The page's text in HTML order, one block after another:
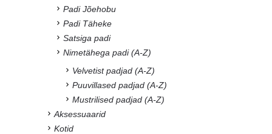
Padi Jõehobu
Padi Täheke
Satsiga padi
Nimetähega padi (A-Z)
Velvetist padjad (A-Z)
Puuvillased padjad (A-Z)
Mustrilised padjad (A-Z)
Aksessuaarid
Kotid